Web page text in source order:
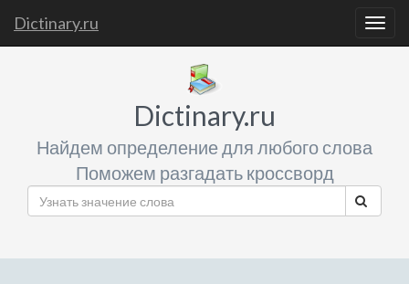
Dictinary.ru
Dictinary.ru
Найдем определение для любого слова
Поможем разгадать кроссворд